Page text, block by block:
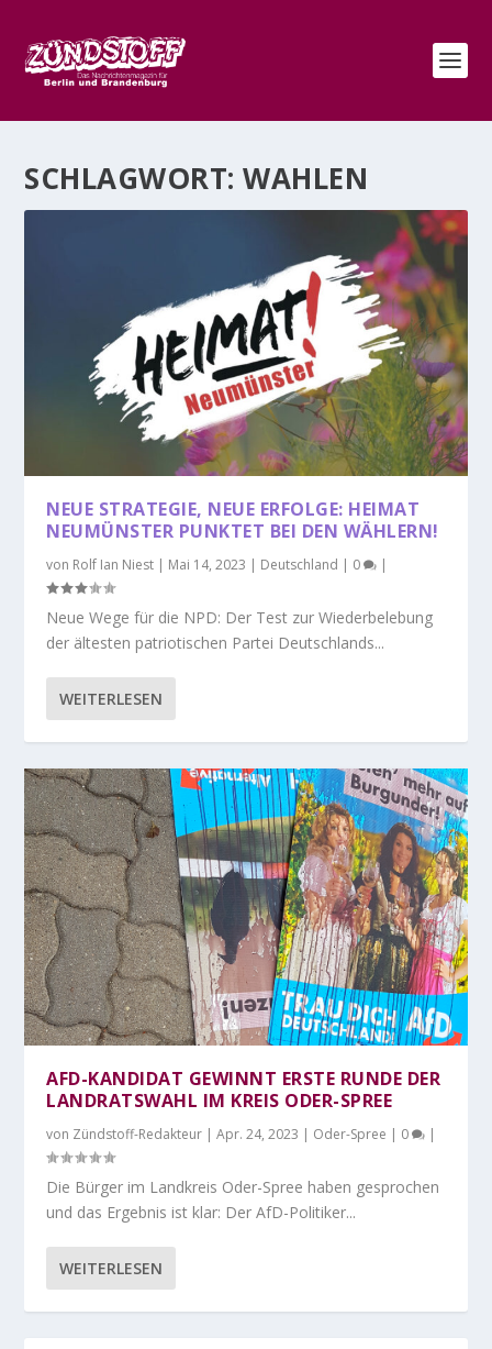
SCHLAGWORT:WAHLEN
NEUE STRATEGIE, NEUE ERFOLGE: HEIMAT
NEUMÜNSTER PUNKTET BEI DEN WÄHLERN!
von Rolf Ian Niest | Mai 14, 2023 | Deutschland | 0 |
Neue Wege für die NPD: Der Test zur Wiederbelebung
der ältesten patriotischen Partei Deutschlands...
WEITERLESEN
AFD-KANDIDAT GEWINNT ERSTE RUNDE DER
LANDRATSWAHL IM KREIS ODER-SPREE
von Zündstoff-Redakteur |Apr. 24, 2023 | Oder-Spree | 0 |
Die Bürger im Landkreis Oder-Spree haben gesprochen
und das Ergebnis ist klar: Der AfD-Politiker...
WEITERLESEN